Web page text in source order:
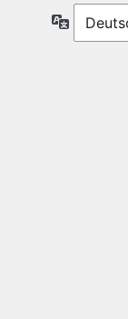
Sprache